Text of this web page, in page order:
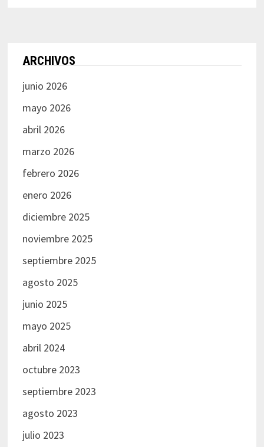
ARCHIVOS
junio 2026
mayo 2026
abril 2026
marzo 2026
febrero 2026
enero 2026
diciembre 2025
noviembre 2025
septiembre 2025
agosto 2025
junio 2025
mayo 2025
abril 2024
octubre 2023
septiembre 2023
agosto 2023
julio 2023